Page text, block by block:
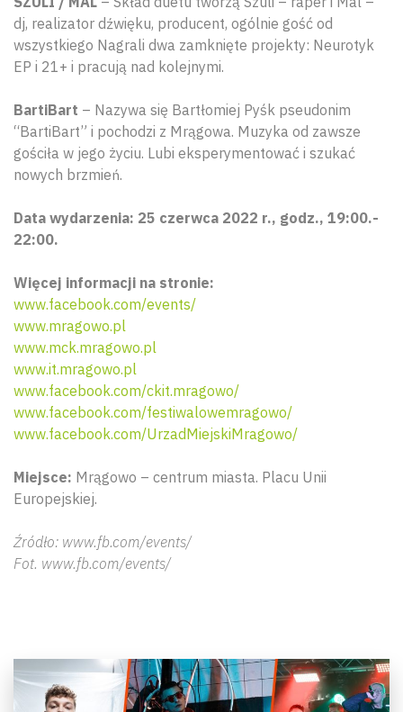
dj, realizator dźwięku, producent, ogólnie gość od
wszystkiego Nagrali dwa zamknięte projekty: Neurotyk
EP i 21+ i pracują nad kolejnymi.
BartiBart – Nazywa się Bartłomiej Pyśk pseudonim
“BartiBart” i pochodzi z Mrągowa. Muzyka od zawsze
gościła w jego życiu. Lubi eksperymentować i szukać
nowych brzmień.
Data wydarzenia: 25 czerwca 2022 r., godz., 19:00.-
22:00.
Więcej informacji na stronie:
www.facebook.com/events/
www.mragowo.pl
www.mck.mragowo.pl
www.it.mragowo.pl
www.facebook.com/ckit.mragowo/
www.facebook.com/festiwalowemragowo/
www.facebook.com/UrzadMiejskiMragowo/
Miejsce: Mrągowo – centrum miasta. Placu Unii
Europejskiej.
Źródło: www.fb.com/events/
Fot. www.fb.com/events/